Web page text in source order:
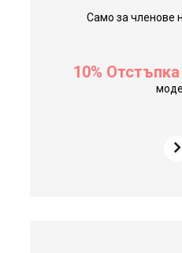
Само за членове
10% Отстъпка